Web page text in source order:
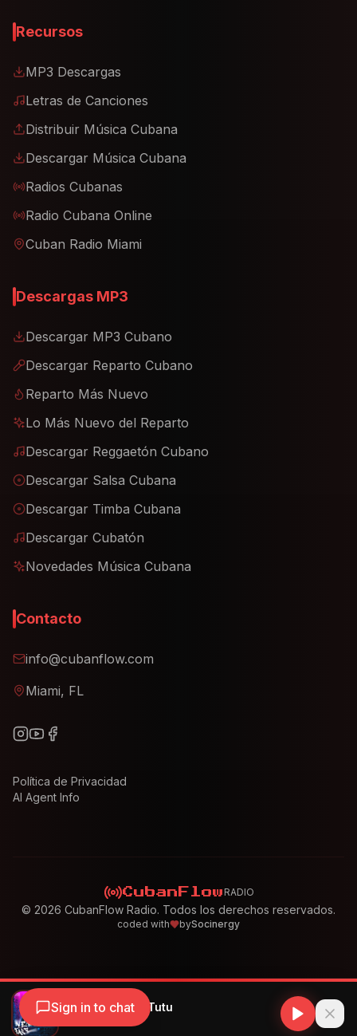
Yulien Oviedo - Tutu
Sign in to chat
Recursos
MP3 Descargas
Letras de Canciones
Distribuir Música Cubana
Descargar Música Cubana
Radios Cubanas
Radio Cubana Online
Cuban Radio Miami
Descargas MP3
Descargar MP3 Cubano
Descargar Reparto Cubano
Reparto Más Nuevo
Lo Más Nuevo del Reparto
Descargar Reggaetón Cubano
Descargar Salsa Cubana
Descargar Timba Cubana
Descargar Cubatón
Novedades Música Cubana
Contacto
info@cubanflow.com
Miami, FL
Política de Privacidad
AI Agent Info
CubanFlow RADIO
© 2026 CubanFlow Radio. Todos los derechos reservados.
coded with bySocinergy